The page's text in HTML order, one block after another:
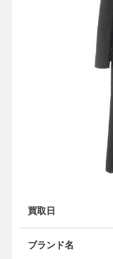
買取日
ブランド名